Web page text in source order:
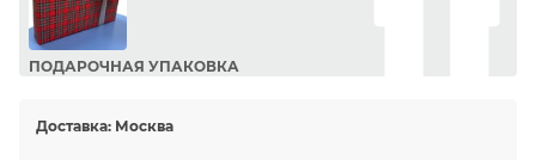
ПОДАРОЧНАЯ УПАКОВКА
Доставка: Москва